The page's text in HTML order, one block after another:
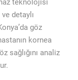
teknolojisi
detaylı
göz
kornea
sağlığını analiz